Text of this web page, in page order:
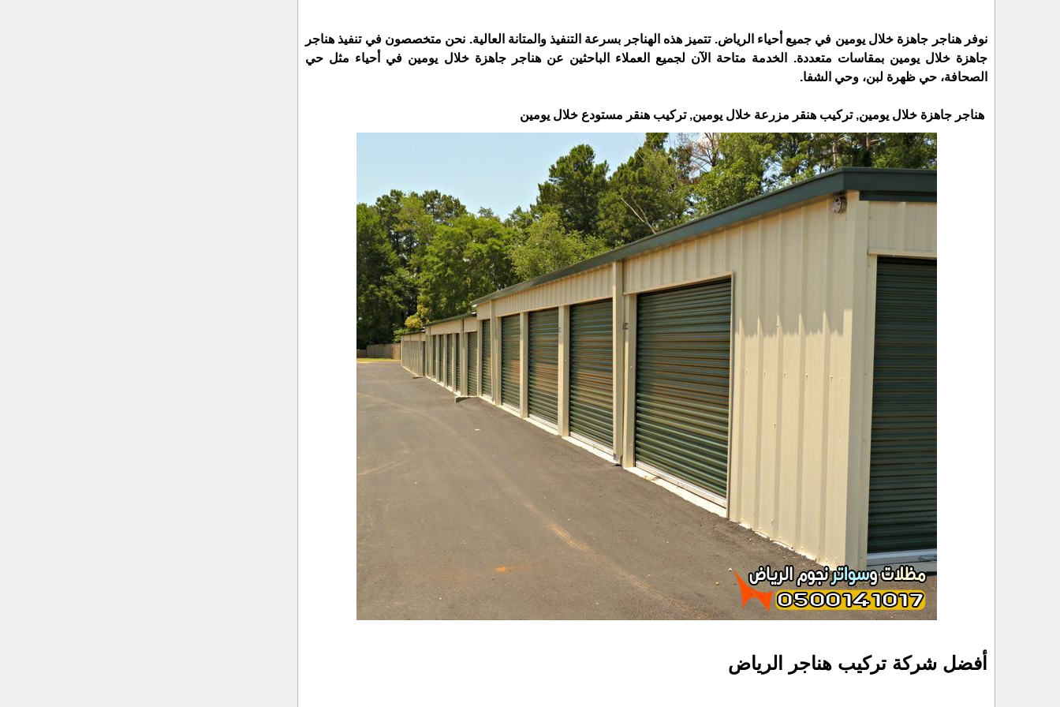
نوفر هناجر جاهزة خلال يومين في جميع أحياء الرياض. تتميز هذه الهناجر بسرعة التنفيذ والمتانة العالية. نحن متخصصون في تنفيذ هناجر
جاهزة خلال يومين بمقاسات متعددة. الخدمة متاحة الآن لجميع العملاء الباحثين عن هناجر جاهزة خلال يومين في أحياء مثل حي
الصحافة، حي ظهرة لبن، وحي الشفا.
هناجر جاهزة خلال يومين, تركيب هنقر مزرعة خلال يومين, تركيب هنقر مستودع خلال يومين
أفضل شركة تركيب هناجر الرياض